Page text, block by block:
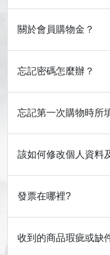
關於會員購物金？
忘記密碼怎麼辦？
忘記第一次購物時所
該如何修改個人資料
發票在哪裡?
收到的商品瑕疵或缺